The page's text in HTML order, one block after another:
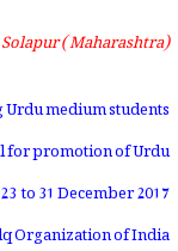
Solapur ( Maharashtra)
medium students
for promotion of Urdu
23 to 31 December 2017
Organization of India.